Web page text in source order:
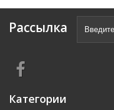
Рассылка
Категории